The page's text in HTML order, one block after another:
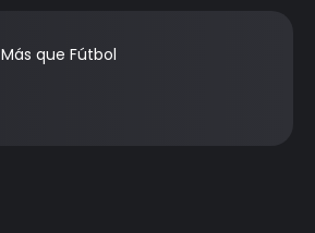
Más que Fútbol